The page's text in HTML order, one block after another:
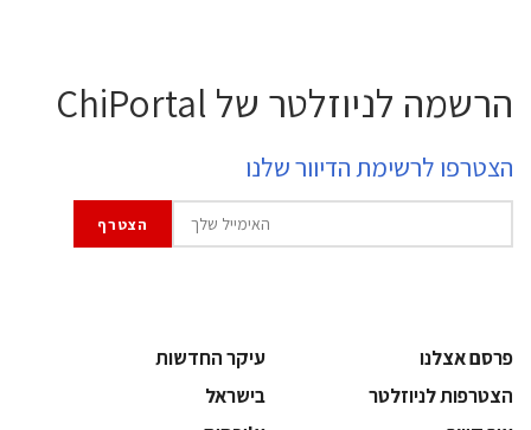
הרשמה לניוזלטר של ChiPortal
הצטרפו לרשימת הדיוור שלנו
פרסם אצלנו
עיקר החדשות
הצטרפות לניוזלטר
בישראל